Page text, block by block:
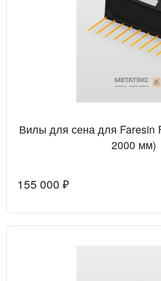
Вилы для сена для Faresin
2000 мм)
155 000 ₽